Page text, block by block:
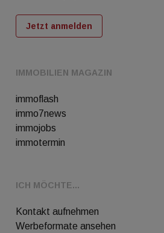
IMMOBILIEN MAGAZIN
immoflash
immo7news
immojobs
immotermin
ICH MÖCHTE...
Kontakt aufnehmen
Werbeformate ansehen
Jetzt anmelden